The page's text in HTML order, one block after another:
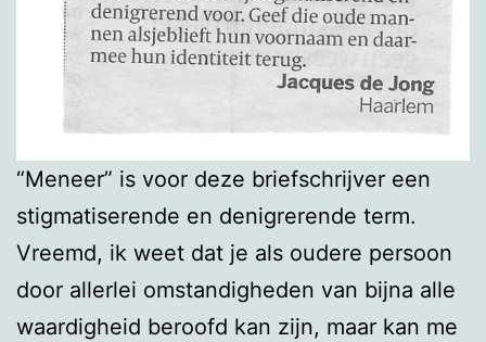
“Meneer” is voor deze briefschrijver een
stigmatiserende en denigrerende term.
Vreemd, ik weet dat je als oudere persoon
door allerlei omstandigheden van bijna alle
waardigheid beroofd kan zijn, maar kan me